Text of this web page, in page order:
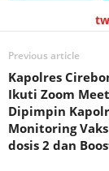
Previous article
Kapolres
Ikuti Zoom
Dipimpin
Monitoring
dosis 2 dan